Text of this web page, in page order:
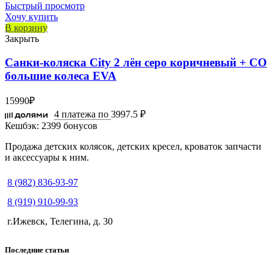
Быстрый просмотр
Хочу купить
В корзину
Закрыть
Санки-коляска City 2 лён серо коричневый + СО
большие колеса EVA
15990₽
4 платежа по 3997.5 ₽
Кешбэк: 2399 бонусов
Продажа детских колясок, детских кресел, кроваток запчасти
и аксессуары к ним.
8 (982) 836-93-97
8 (919) 910-99-93
г.Ижевск, Телегина, д. 30
Последние статьи